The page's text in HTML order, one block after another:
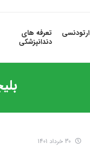
ارتودنسی
تعرفه های
دندانپزشکی